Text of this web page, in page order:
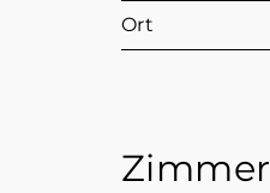
Ort
Zimmer